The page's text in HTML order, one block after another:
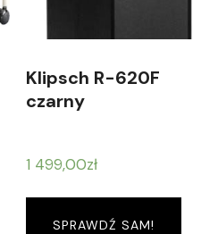
Klipsch R-620F
czarny
1 499,00zł
SPRAWDŹ SAM!